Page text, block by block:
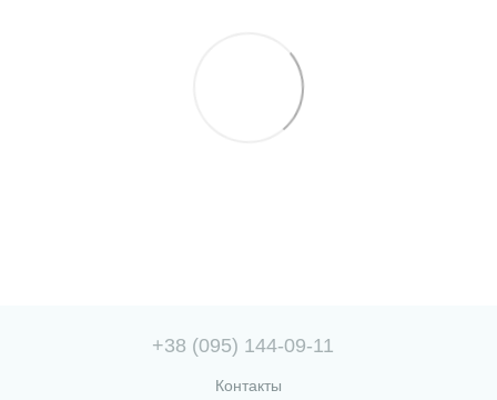
+38 (095) 144-09-11
Контакты